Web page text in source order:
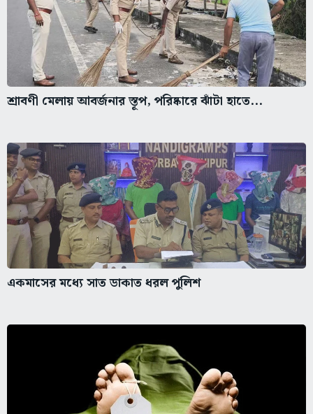
শ্রাবণী মেলায় আবর্জনার স্তূপ, পরিষ্কারে ঝাঁটা হাতে...
একমাসের মধ্যে সাত ডাকাত ধরল পুলিশ